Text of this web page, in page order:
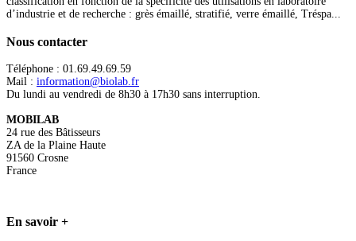
d’industrie et de recherche : grès émaillé, stratifié, verre émaillé, Tréspa...
Nous contacter
Téléphone : 01.69.49.69.59
Mail : information@biolab.fr
Du lundi au vendredi de 8h30 à 17h30 sans interruption.
MOBILAB
24 rue des Bâtisseurs
ZA de la Plaine Haute
91560 Crosne
France
En savoir +